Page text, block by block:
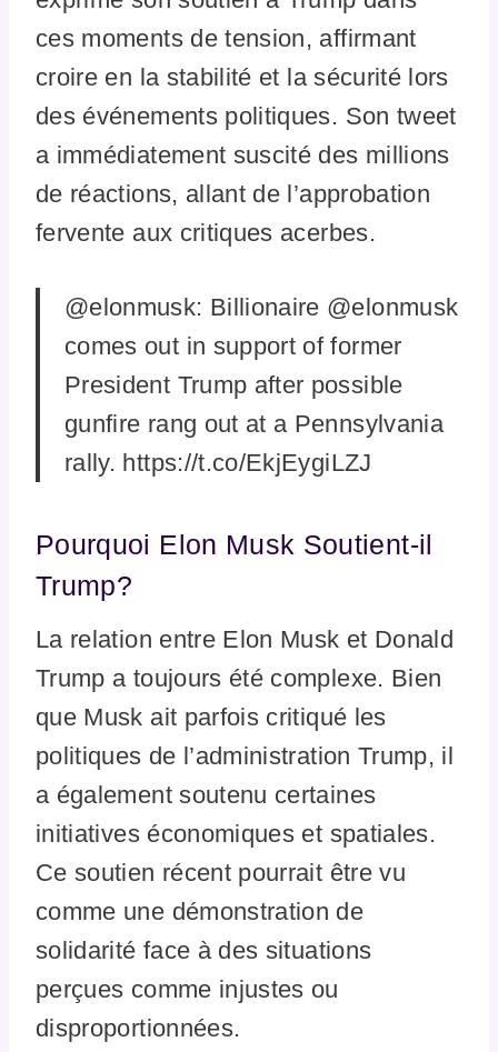
ces moments de tension, affirmant
croire en la stabilité et la sécurité lors
des événements politiques. Son tweet
a immédiatement suscité des millions
de réactions, allant de l’approbation
fervente aux critiques acerbes.
@elonmusk: Billionaire @elonmusk
comes out in support of former
President Trump after possible
gunfire rang out at a Pennsylvania
rally. https://t.co/EkjEygiLZJ
Pourquoi Elon Musk Soutient-il
Trump?
La relation entre Elon Musk et Donald
Trump a toujours été complexe. Bien
que Musk ait parfois critiqué les
politiques de l’administration Trump, il
a également soutenu certaines
initiatives économiques et spatiales.
Ce soutien récent pourrait être vu
comme une démonstration de
solidarité face à des situations
perçues comme injustes ou
disproportionnées.